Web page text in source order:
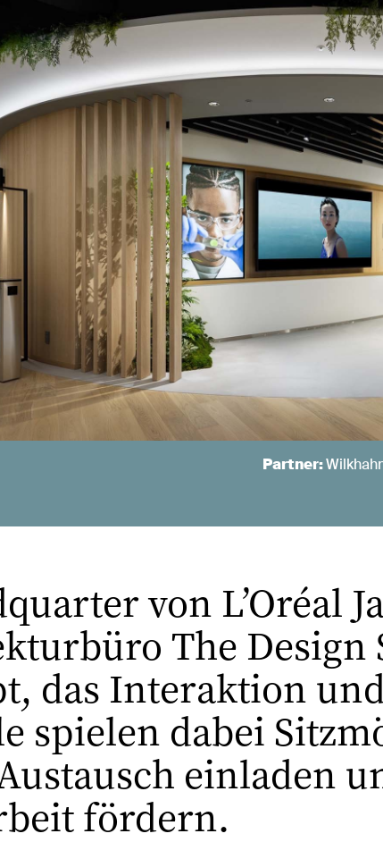
Partner:
von L’Oréal
The Design
das Interaktion
spielen dabei
einladen
fördern.